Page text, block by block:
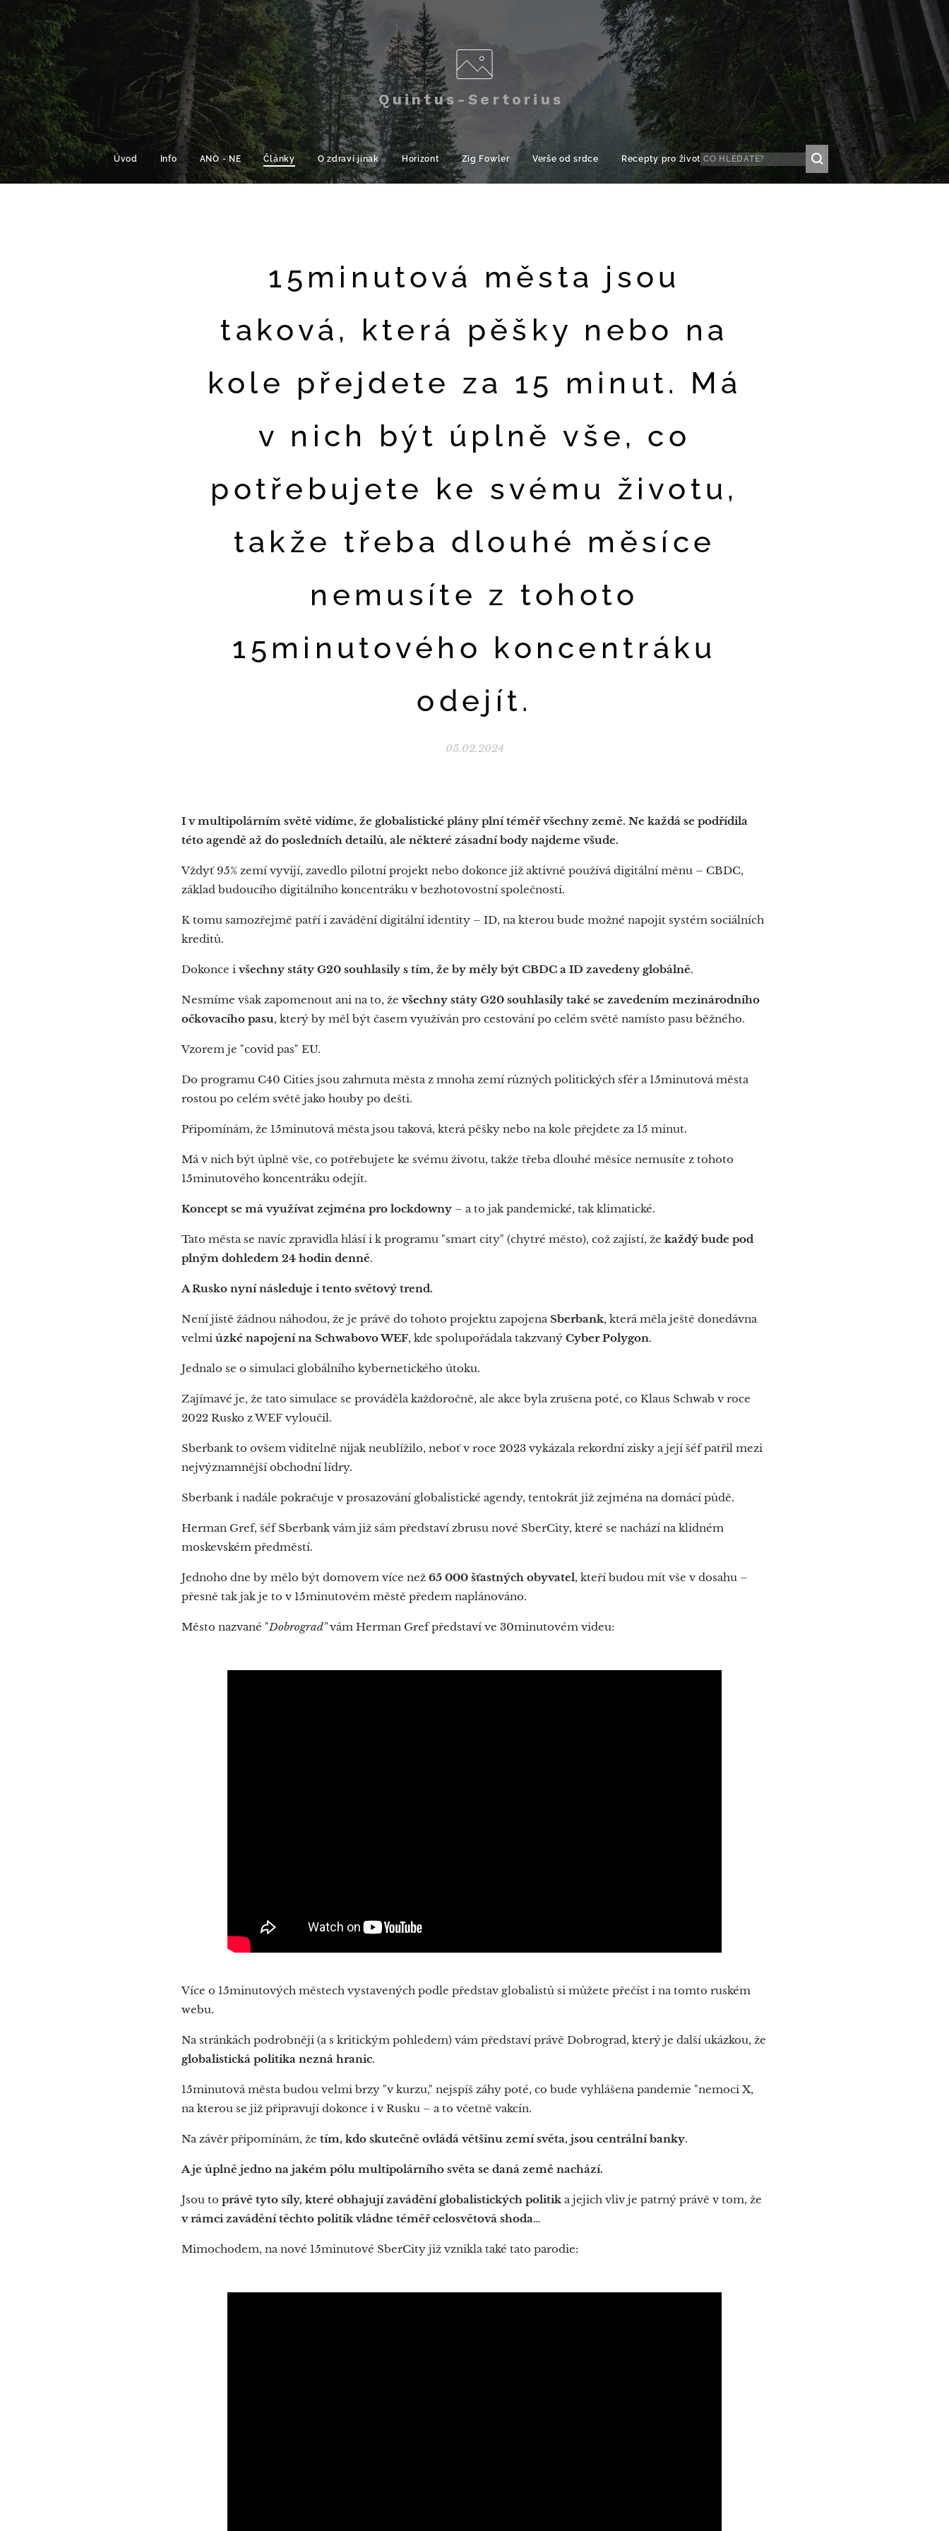
Quintus-Sertorius
Úvod Info ANO - NE Články O zdraví jinak Horizont Zig Fowler Verše od srdce Recepty pro život
15minutová města jsou
taková, která pěšky nebo na
kole přejdete za 15 minut. Má
v nich být úplně vše, co
potřebujete ke svému životu,
takže třeba dlouhé měsíce
nemusíte z tohoto
15minutového koncentráku
odejít.
05.02.2024
I v multipolárním světě vidíme, že globalistické plány plní téměř všechny země. Ne každá se podřídila
této agendě až do posledních detailů, ale některé zásadní body najdeme všude.
Vždyť 95% zemí vyvíjí, zavedlo pilotní projekt nebo dokonce již aktivně používá digitální měnu – CBDC,
základ budoucího digitálního koncentráku v bezhotovostní společnosti.
K tomu samozřejmě patří i zavádění digitální identity – ID, na kterou bude možné napojit systém sociálních
kreditů.
Dokonce i všechny státy G20 souhlasily s tím, že by měly být CBDC a ID zavedeny globálně.
Nesmíme však zapomenout ani na to, že všechny státy G20 souhlasily také se zavedením mezinárodního
očkovacího pasu, který by měl být časem využíván pro cestování po celém světě namísto pasu běžného.
Vzorem je "covid pas" EU.
Do programu C40 Cities jsou zahrnuta města z mnoha zemí různých politických sfér a 15minutová města
rostou po celém světě jako houby po dešti.
Připomínám, že 15minutová města jsou taková, která pěšky nebo na kole přejdete za 15 minut.
Má v nich být úplně vše, co potřebujete ke svému životu, takže třeba dlouhé měsíce nemusíte z tohoto
15minutového koncentráku odejít.
Koncept se má využívat zejména pro lockdowny – a to jak pandemické, tak klimatické.
Tato města se navíc zpravidla hlásí i k programu "smart city" (chytré město), což zajistí, že každý bude pod
plným dohledem 24 hodin denně.
A Rusko nyní následuje i tento světový trend.
Není jistě žádnou náhodou, že je právě do tohoto projektu zapojenaSberbank, která měla ještě donedávna
velmi úzké napojení na Schwabovo WEF, kde spolupořádala takzvaný Cyber ​​Polygon.
Jednalo se o simulaci globálního kybernetického útoku.
Zajímavé je, že tato simulace se prováděla každoročně, ale akce byla zrušena poté, co Klaus Schwab v roce
2022 Rusko z WEF vyloučil.
Sberbank to ovšem viditelně nijak neublížilo, neboť v roce 2023 vykázala rekordní zisky a její šéf patřil mezi
nejvýznamnější obchodní lídry.
Sberbank i nadále pokračuje v prosazování globalistické agendy, tentokrát již zejména na domácí půdě.
Herman Gref, šéf Sberbank vám již sám představí zbrusu nové SberCity, které se nachází na klidném
moskevském předměstí.
Jednoho dne by mělo být domovem více než 65 000 šťastných obyvatel, kteří budou mít vše v dosahu –
přesně tak jak je to v 15minutovém městě předem naplánováno.
Město nazvané "Dobrograd"vám Herman Gref představí ve 30minutovém videu:
Více o 15minutových městech vystavených podle představ globalistů si můžete přečíst i na tomto ruském
webu.
Na stránkách podrobněji (a s kritickým pohledem) vám představí právě Dobrograd, který je další ukázkou, že
globalistická politika nezná hranic.
15minutová města budou velmi brzy "v kurzu," nejspíš záhy poté, co bude vyhlášena pandemie "nemoci X,
na kterou se již připravují dokonce i v Rusku – a to včetně vakcín.
Na závěr připomínám, že tím, kdo skutečně ovládá většinu zemí světa, jsou centrální banky.
A je úplně jedno na jakém pólu multipolárního světa se daná země nachází.
Jsou to právě tyto síly, které obhajují zavádění globalistických politik a jejich vliv je patrný právě v tom, že
v rámci zavádění těchto politik vládne téměř celosvětová shoda…
Mimochodem, na nové 15minutové SberCity již vznikla také tato parodie: